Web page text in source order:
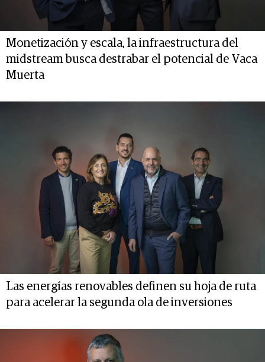
Monetización y escala, la infraestructura del
midstream busca destrabar el potencial de Vaca
Muerta
Las energías renovables definen su hoja de ruta
para acelerar la segunda ola de inversiones